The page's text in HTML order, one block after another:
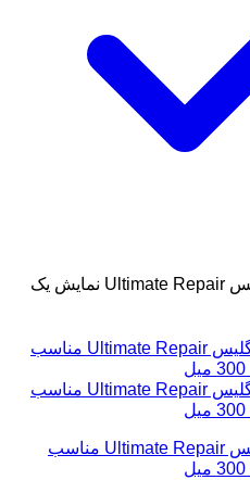
نمایش یک
ماسک مو ترمیم کننده 2 در 1 گلیس Ultimate Repair مناسب